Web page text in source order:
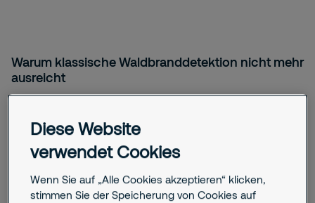
Warum klassische Waldbranddetektion nicht mehr
ausreicht
Bedingungen werden herausfordernder,
Trockenphasen dauern länger und extreme
Wetterlagen treten häufiger auf. Gleichzeitig sind
viele Waldflächen nur schwer zugänglich. Für
Einsatzkräfte bedeutet das längere Wege,
Diese Website
verwendet Cookies
Wenn Sie auf „Alle Cookies akzeptieren“ klicken,
stimmen Sie der Speicherung von Cookies auf